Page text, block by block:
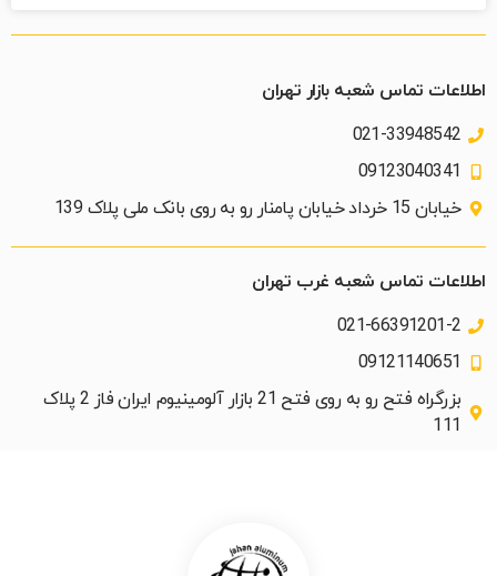
اطلاعات تماس شعبه بازار تهران
021-33948542
09123040341
خیابان 15 خرداد خیابان پامنار رو به روی بانک ملی پلاک 139​
اطلاعات تماس شعبه غرب تهران
021-66391201-2
09121140651
بزرگراه فتح رو به روی فتح 21 بازار آلومینیوم ایران فاز 2 پلاک
111